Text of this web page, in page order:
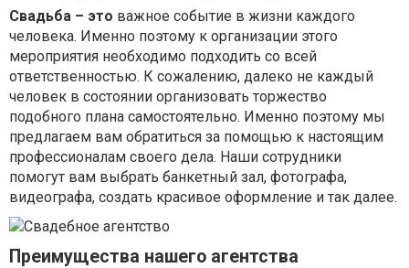
Свадьба – это важное событие в жизни каждого
человека. Именно поэтому к организации этого
мероприятия необходимо подходить со всей
ответственностью. К сожалению, далеко не каждый
человек в состоянии организовать торжество
подобного плана самостоятельно. Именно поэтому мы
предлагаем вам обратиться за помощью к настоящим
профессионалам своего дела. Наши сотрудники
помогут вам выбрать банкетный зал, фотографа,
видеографа, создать красивое оформление и так далее.
Преимущества нашего агентства